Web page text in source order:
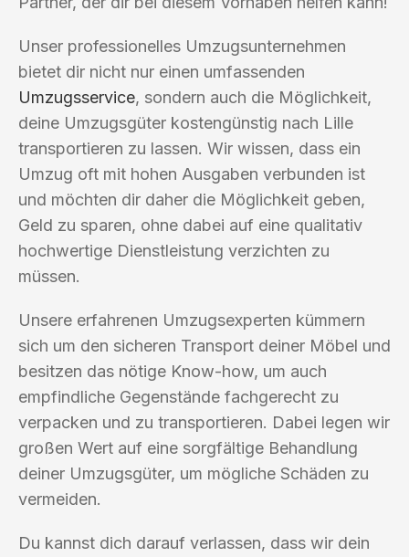
Unser professionelles Umzugsunternehmen
bietet dir nicht nur einen umfassenden
Umzugsservice, sondern auch die Möglichkeit,
deine Umzugsgüter kostengünstig nach Lille
transportieren zu lassen. Wir wissen, dass ein
Umzug oft mit hohen Ausgaben verbunden ist
und möchten dir daher die Möglichkeit geben,
Geld zu sparen, ohne dabei auf eine qualitativ
hochwertige Dienstleistung verzichten zu
müssen.
Unsere erfahrenen Umzugsexperten kümmern
sich um den sicheren Transport deiner Möbel und
besitzen das nötige Know-how, um auch
empfindliche Gegenstände fachgerecht zu
verpacken und zu transportieren. Dabei legen wir
großen Wert auf eine sorgfältige Behandlung
deiner Umzugsgüter, um mögliche Schäden zu
vermeiden.
Du kannst dich darauf verlassen, dass wir dein